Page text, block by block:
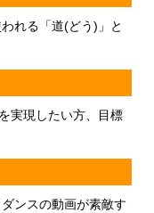
れる「道(どう)」と
実現したい方、目標
ンスの動画が素敵す